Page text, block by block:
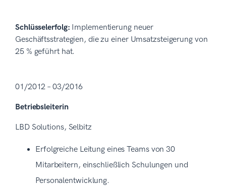
Schlüsselerfolg: Implementierung neuer
Geschäftsstrategien, die zu einer Umsatzsteigerung von
25 % geführt hat.
01/2012 – 03/2016
Betriebsleiterin
LBD Solutions, Selbitz
Erfolgreiche Leitung eines Teams von 30
Mitarbeitern, einschließlich Schulungen und
Personalentwicklung.